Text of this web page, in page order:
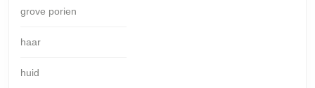
grove porien
haar
huid